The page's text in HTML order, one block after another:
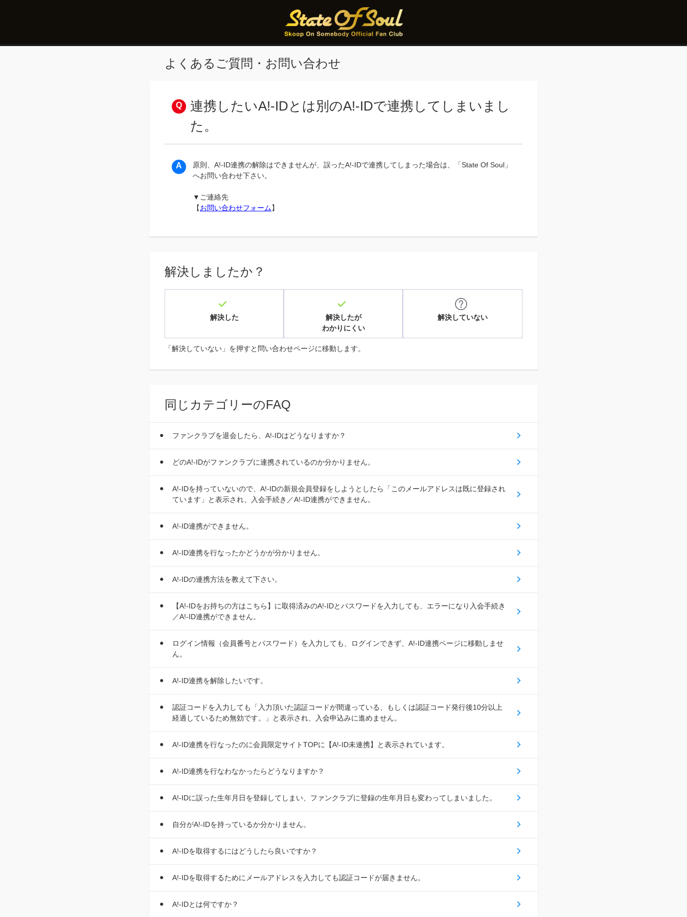
よくあるご質問・お問い合わせ
連携したいA!-IDとは別のA!-IDで連携してしまいまし
た。
原則、A!-ID連携の解除はできませんが、誤ったA!-IDで連携してしまった場合は、「State Of Soul」
へお問い合わせ下さい。
▼ご連絡先
【お問い合わせフォーム】
解決しましたか？
解決した
解決したが
わかりにくい
解決していない
「解決していない」を押すと問い合わせページに移動します。
同じカテゴリーのFAQ
ファンクラブを退会したら、A!-IDはどうなりますか？
どのA!-IDがファンクラブに連携されているのか分かりません。
A!-IDを持っていないので、A!-IDの新規会員登録をしようとしたら「このメールアドレスは既に登録され
ています」と表示され、入会手続き／A!-ID連携ができません。
A!-ID連携ができません。
A!-ID連携を行なったかどうかが分かりません。
A!-IDの連携方法を教えて下さい。
【A!-IDをお持ちの方はこちら】に取得済みのA!-IDとパスワードを入力しても、エラーになり入会手続き
／A!-ID連携ができません。
ログイン情報（会員番号とパスワード）を入力しても、ログインできず、A!-ID連携ページに移動しませ
ん。
A!-ID連携を解除したいです。
認証コードを入力しても「入力頂いた認証コードが間違っている、もしくは認証コード発行後10分以上
経過しているため無効です。」と表示され、入会申込みに進めません。
A!-ID連携を行なったのに会員限定サイトTOPに【A!-ID未連携】と表示されています。
A!-ID連携を行なわなかったらどうなりますか？
A!-IDに誤った生年月日を登録してしまい、ファンクラブに登録の生年月日も変わってしまいました。
自分がA!-IDを持っているか分かりません。
A!-IDを取得するにはどうしたら良いですか？
A!-IDを取得するためにメールアドレスを入力しても認証コードが届きません。
A!-IDとは何ですか？